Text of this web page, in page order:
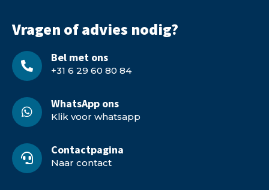
Vragen of advies nodig?
Bel met ons
+31 6 29 60 80 84
WhatsApp ons
Klik voor whatsapp
Contactpagina
Naar contact